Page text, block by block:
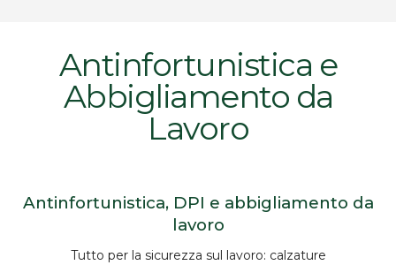
Antinfortunistica e
Abbigliamento da
Lavoro
Antinfortunistica, DPI e abbigliamento da
lavoro
Tutto per la sicurezza sul lavoro: calzature